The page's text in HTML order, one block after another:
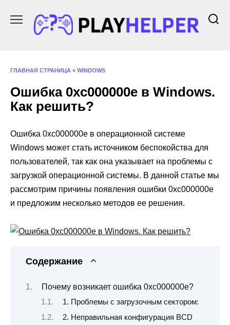
содержанию
ГЛАВНАЯ СТРАНИЦА » WINDOWS
Ошибка 0xc000000e в Windows.
Как решить?
Ошибка 0xc000000e в операционной системе
Windows может стать источником беспокойства для
пользователей, так как она указывает на проблемы с
загрузкой операционной системы. В данной статье мы
рассмотрим причины появления ошибки 0xc000000e
и предложим несколько методов ее решения.
Содержание
Почему возникает ошибка 0xc000000e?
1. Проблемы с загрузочным сектором:
2. Неправильная конфигурация BCD